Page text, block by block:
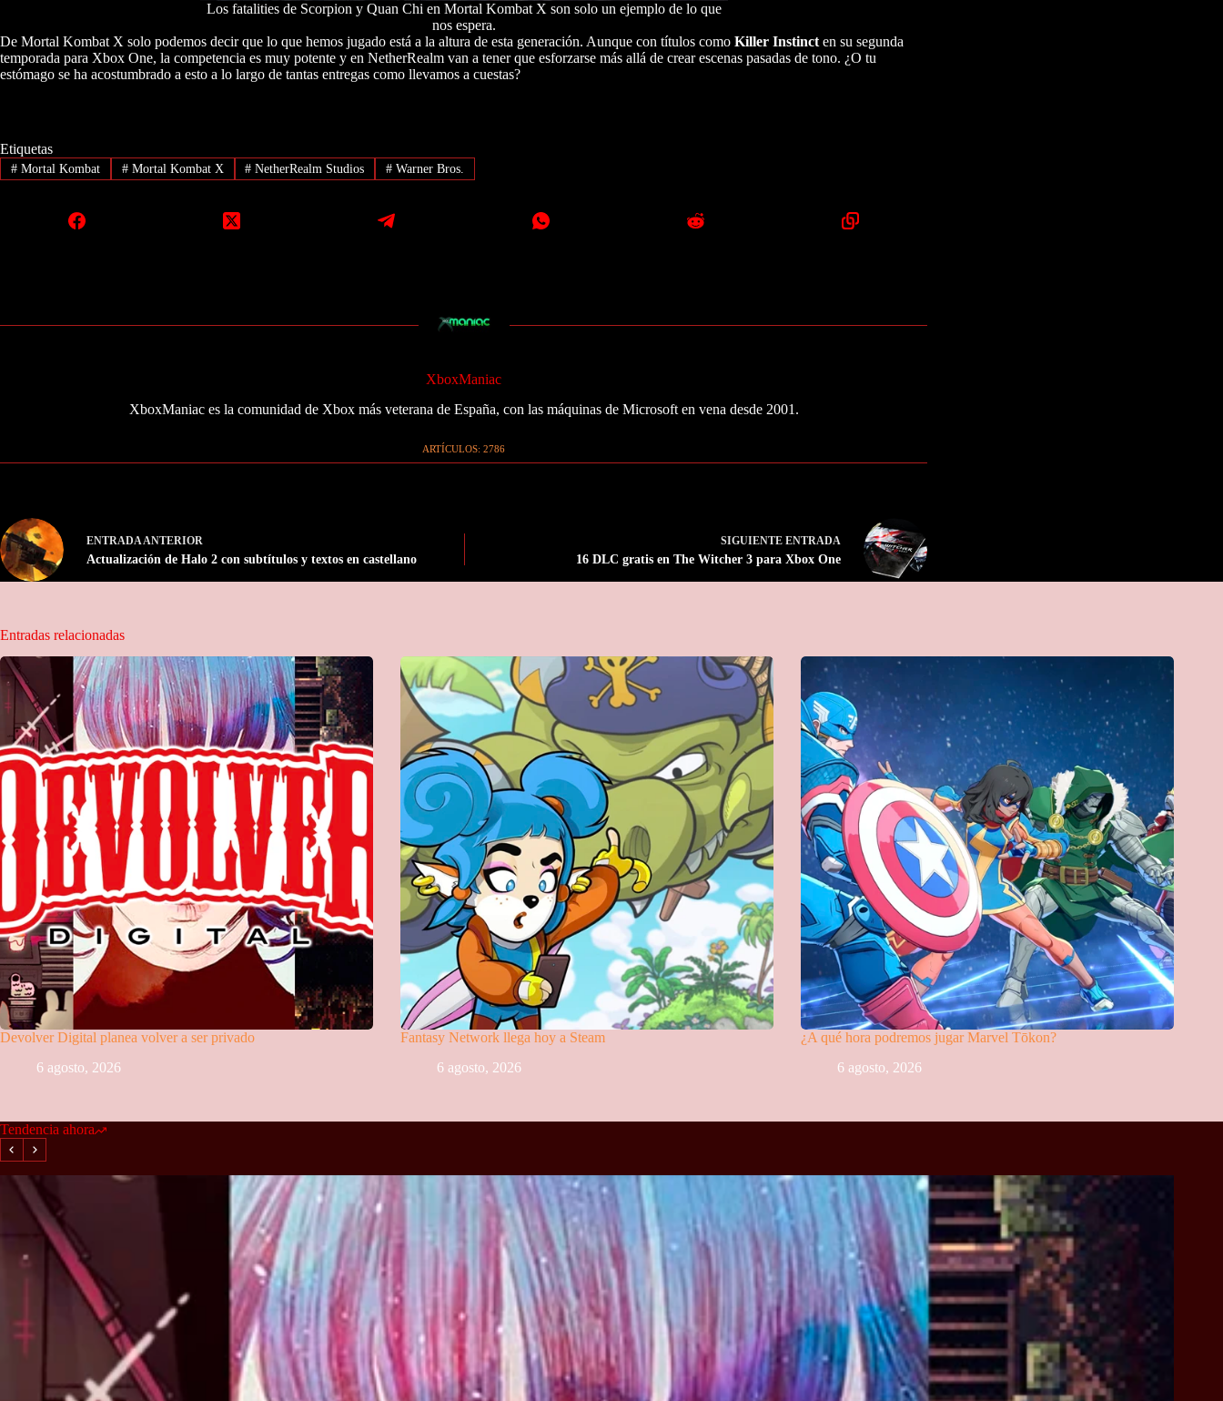
Los fatalities de Scorpion y Quan Chi en Mortal Kombat X son solo un ejemplo de lo que
nos espera.
De Mortal Kombat X solo podemos decir que lo que hemos jugado está a la altura de esta generación. Aunque con títulos como Killer Instincten su segunda
temporada para Xbox One, la competencia es muy potente y en NetherRealm van a tener que esforzarse más allá de crear escenas pasadas de tono. ¿O tu
estómago se ha acostumbrado a esto a lo largo de tantas entregas como llevamos a cuestas?
Etiquetas
#Mortal Kombat #Mortal Kombat X # NetherRealm Studios # Warner Bros.
XboxManiac
XboxManiac es la comunidad de Xbox más veterana de España, con las máquinas de Microsoft en vena desde 2001.
ARTÍCULOS: 2786
ENTRADAANTERIOR
Actualización de Halo 2 con subtítulos y textos en castellano
SIGUIENTEENTRADA
16 DLC gratis en The Witcher 3 para Xbox One
Entradas relacionadas
Devolver Digital planea volver a ser privado
6 agosto, 2026
Fantasy Network llega hoy a Steam
6 agosto, 2026
¿A qué hora podremos jugar Marvel Tōkon?
6 agosto, 2026
Tendencia ahora